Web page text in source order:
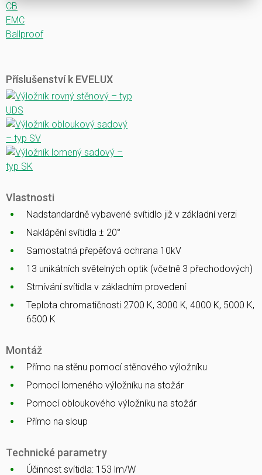
CB
EMC
Ballproof
Příslušenství k EVELUX
Vlastnosti
Nadstandardně vybavené svítidlo již v základní verzi
Naklápění svítidla ± 20°
Samostatná přepěťová ochrana 10kV
13 unikátních světelných optik (včetně 3 přechodových)
Stmívání svítidla v základním provedení
Teplota chromatičnosti 2700 K, 3000 K, 4000 K, 5000 K,
6500 K
Montáž
Přímo na stěnu pomocí stěnového výložníku
Pomocí lomeného výložníku na stožár
Pomocí obloukového výložníku na stožár
Přímo na sloup
Technické parametry
Účinnost svítidla: 153 lm/W